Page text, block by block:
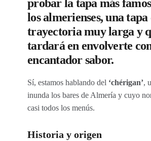
probar la tapa más
los almerienses, una tapa
trayectoria muy larga y
tardará en envolverte
encantador sabor.
Sí, estamos hablando del ‘chérigan’,
inunda los bares de Almería y cuyo
casi todos los menús.
Historia y origen